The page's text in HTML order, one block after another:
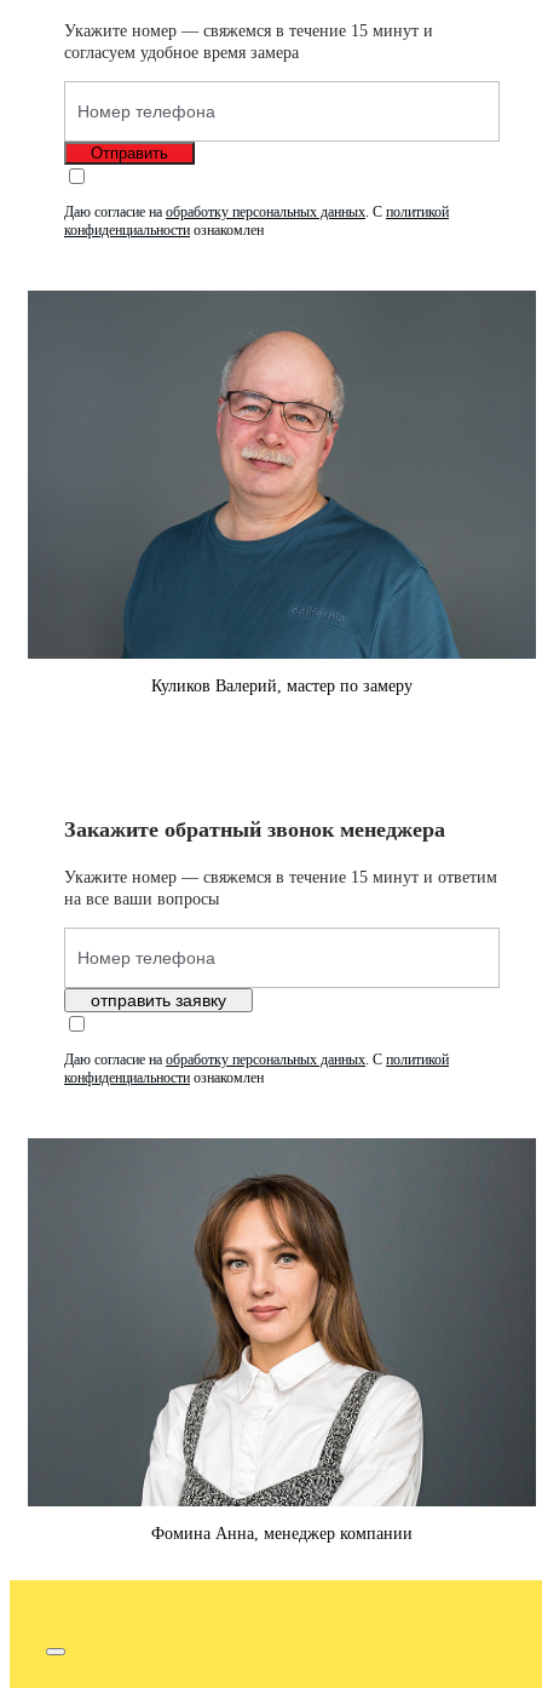
Укажите номер — свяжемся в течение 15 минут и
согласуем удобное время замера
Отправить
Даю согласие на обработку персональных данных. С политикой
конфиденциальности ознакомлен
Куликов Валерий, мастер по замеру
Закажите обратный звонок менеджера
Укажите номер — свяжемся в течение 15 минут и ответим
на все ваши вопросы
отправить заявку
Даю согласие на обработку персональных данных. С политикой
конфиденциальности ознакомлен
Фомина Анна, менеджер компании